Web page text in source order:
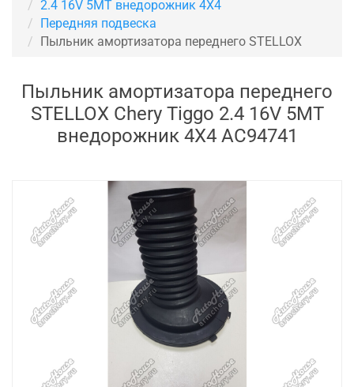
2.4 16V 5MT внедорожник 4X4
Передняя подвеска
Пыльник амортизатора переднего STELLOX
Пыльник амортизатора переднего
STELLOX Chery Tiggo 2.4 16V 5MT
внедорожник 4X4 AC94741